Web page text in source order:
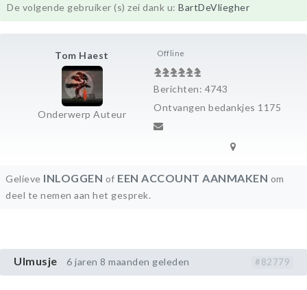
Tom Haest
Onderwerp Auteur
Offline
Berichten: 4743
Ontvangen bedankjes 1175
De volgende gebruiker (s) zei dank u: BartDeVliegher
Gelieve INLOGGEN of EEN ACCOUNT AANMAKEN om
deel te nemen aan het gesprek.
Ulmusje 6 jaren 8 maanden geleden #82779